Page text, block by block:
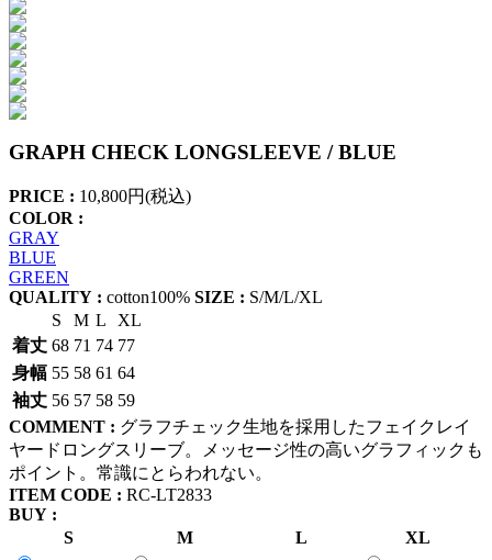
GRAPH CHECK LONGSLEEVE / BLUE
PRICE : 10,800円(税込)
COLOR :
GRAY
BLUE
GREEN
QUALITY : cotton100% SIZE : S/M/L/XL
S
M L
XL
着丈 68 71 74 77
身幅 55 58 61 64
袖丈 56 57 58 59
COMMENT : グラフチェック生地を採用したフェイクレイ
ヤードロングスリーブ。メッセージ性の高いグラフィックも
ポイント。常識にとらわれない。
ITEM CODE : RC-LT2833
BUY :
S
M L XL